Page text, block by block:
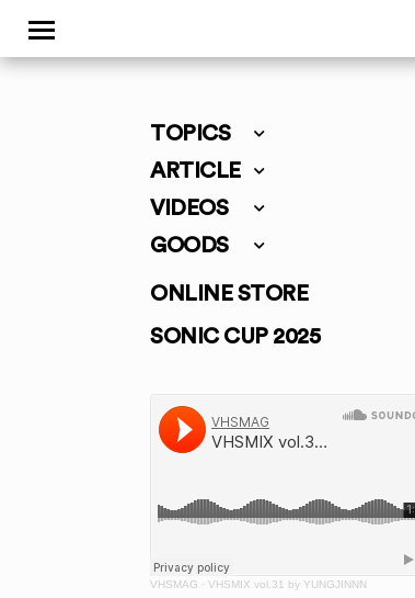
TOPICS
ARTICLE
VIDEOS
GOODS
ONLINE STORE
SONIC CUP 2025
VHSMAG · VHSMIX vol.31 by YUNGJINNN